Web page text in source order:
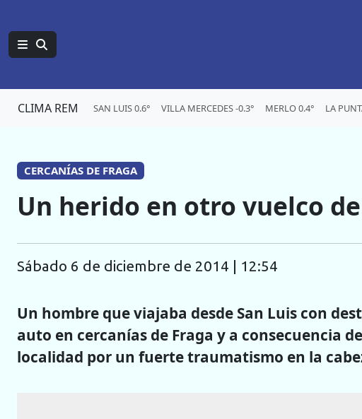
CLIMA REM SAN LUIS 0.6° VILLA MERCEDES -0.3° MERLO 0.4° LA
CERCANÍAS DE FRAGA
Un herido en otro vuelco
sábado 6 de diciembre de 2014 | 12:54
Un hombre que viajaba desde San Luis con
auto en cercanías de Fraga y a consecuencia
localidad por un fuerte traumatismo en la